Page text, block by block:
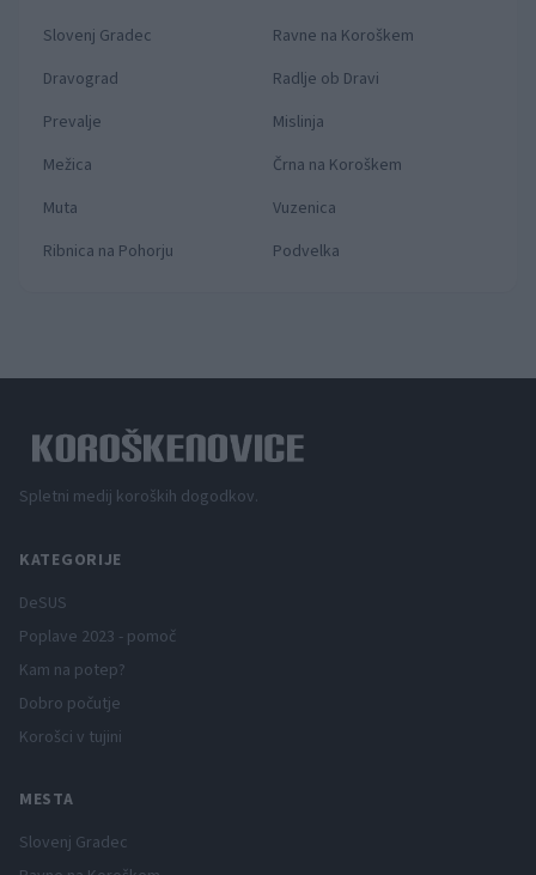
Slovenj Gradec
Ravne na Koroškem
Dravograd
Radlje ob Dravi
Prevalje
Mislinja
Mežica
Črna na Koroškem
Muta
Vuzenica
Ribnica na Pohorju
Podvelka
Spletni medij koroških dogodkov.
KATEGORIJE
DeSUS
Poplave 2023 - pomoč
Kam na potep?
Dobro počutje
Korošci v tujini
MESTA
Slovenj Gradec